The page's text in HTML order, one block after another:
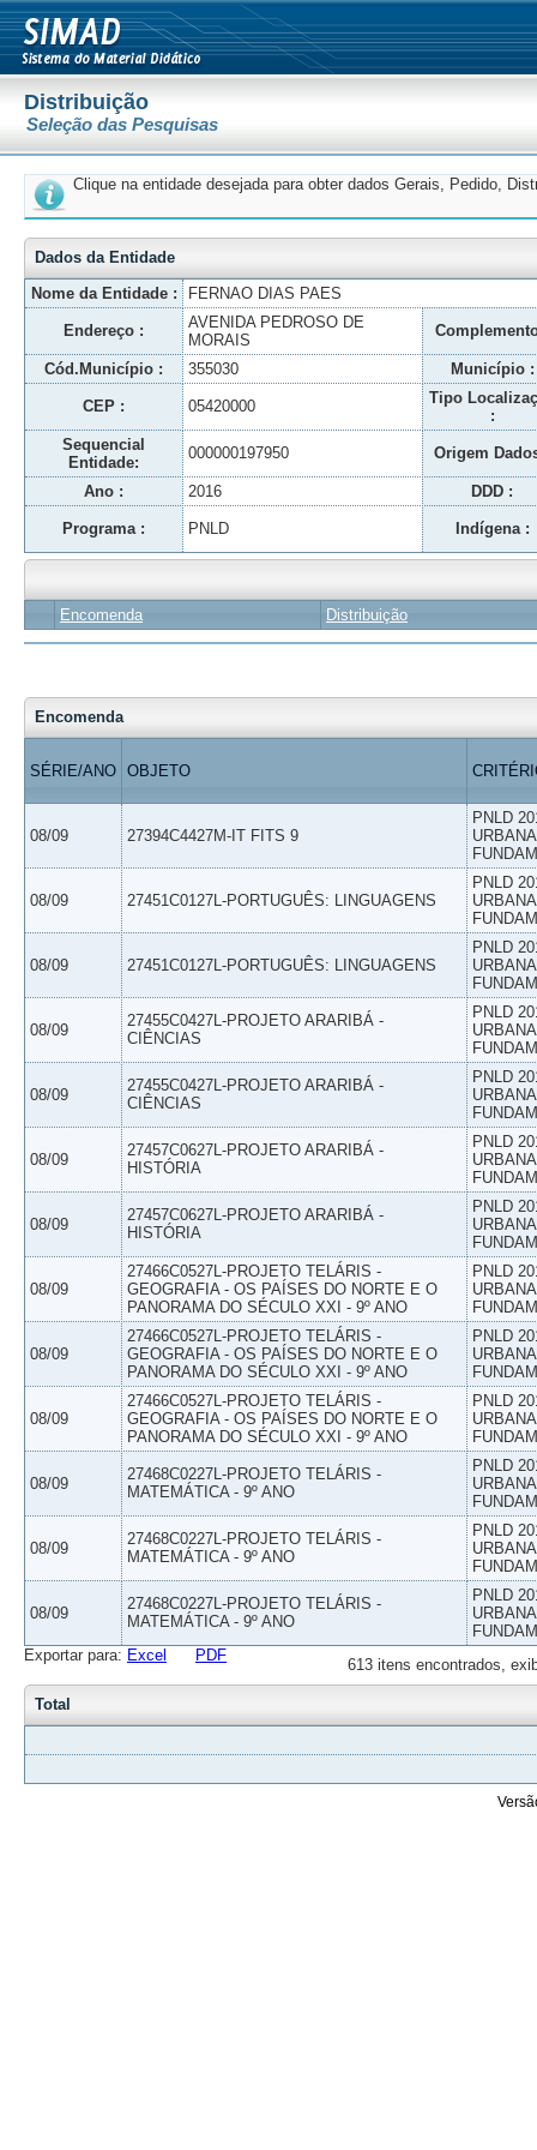
Distribuição
Seleção das Pesquisas
Clique na entidade desejada para obter dados Gerais, Pedido,
Dados da Entidade
Nome da Entidade :
FERNAO DIAS PAES
Endereço :
AVENIDA PEDROSO DE
MORAIS
Cód.Município : 355030 Município :
CEP : 05420000
Tipo
:
Sequencial
Entidade:
000000197950 Origem
Ano : 2016 DDD :
Programa : PNLD Indígena :
Encomenda Distribuição
Encomenda
SÉRIE/ANO OBJETO
08/09 27394C4427M-IT FITS 9
PNLD
08/09 27451C0127L-PORTUGUÊS: LINGUAGENS
PNLD
08/09 27451C0127L-PORTUGUÊS: LINGUAGENS
PNLD
08/09
27455C0427L-PROJETO ARARIBÁ -
CIÊNCIAS
PNLD
08/09
27455C0427L-PROJETO ARARIBÁ -
CIÊNCIAS
PNLD
08/09
27457C0627L-PROJETO ARARIBÁ -
HISTÓRIA
PNLD
08/09
27457C0627L-PROJETO ARARIBÁ -
HISTÓRIA
PNLD
08/09
27466C0527L-PROJETO TELÁRIS -
GEOGRAFIA - OS PAÍSES DO NORTE E O
PANORAMA DO SÉCULO XXI - 9º ANO
PNLD
08/09
27466C0527L-PROJETO TELÁRIS -
GEOGRAFIA - OS PAÍSES DO NORTE E O
PANORAMA DO SÉCULO XXI - 9º ANO
PNLD
08/09
27466C0527L-PROJETO TELÁRIS -
GEOGRAFIA - OS PAÍSES DO NORTE E O
PANORAMA DO SÉCULO XXI - 9º ANO
PNLD
08/09
27468C0227L-PROJETO TELÁRIS -
MATEMÁTICA - 9º ANO
PNLD
08/09
27468C0227L-PROJETO TELÁRIS -
MATEMÁTICA - 9º ANO
PNLD
08/09
27468C0227L-PROJETO TELÁRIS -
MATEMÁTICA - 9º ANO
PNLD
613 itens encontrados,
Exportar para: Excel PDF
Total